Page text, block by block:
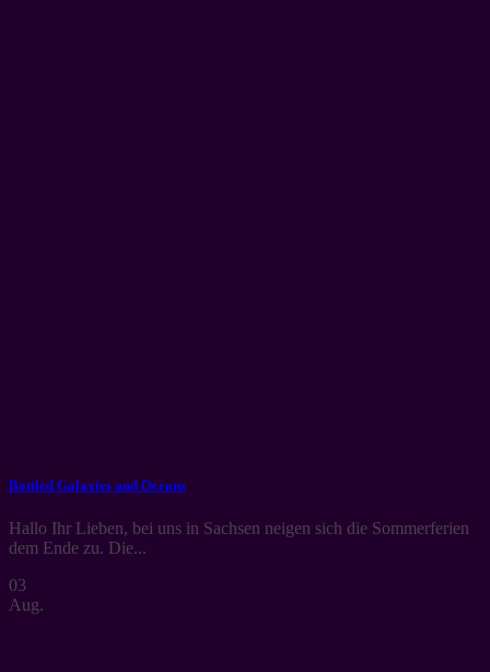
Bottled Galaxies and Oceans
Hallo Ihr Lieben, bei uns in Sachsen neigen sich die Sommerferien
dem Ende zu. Die...
03
Aug.